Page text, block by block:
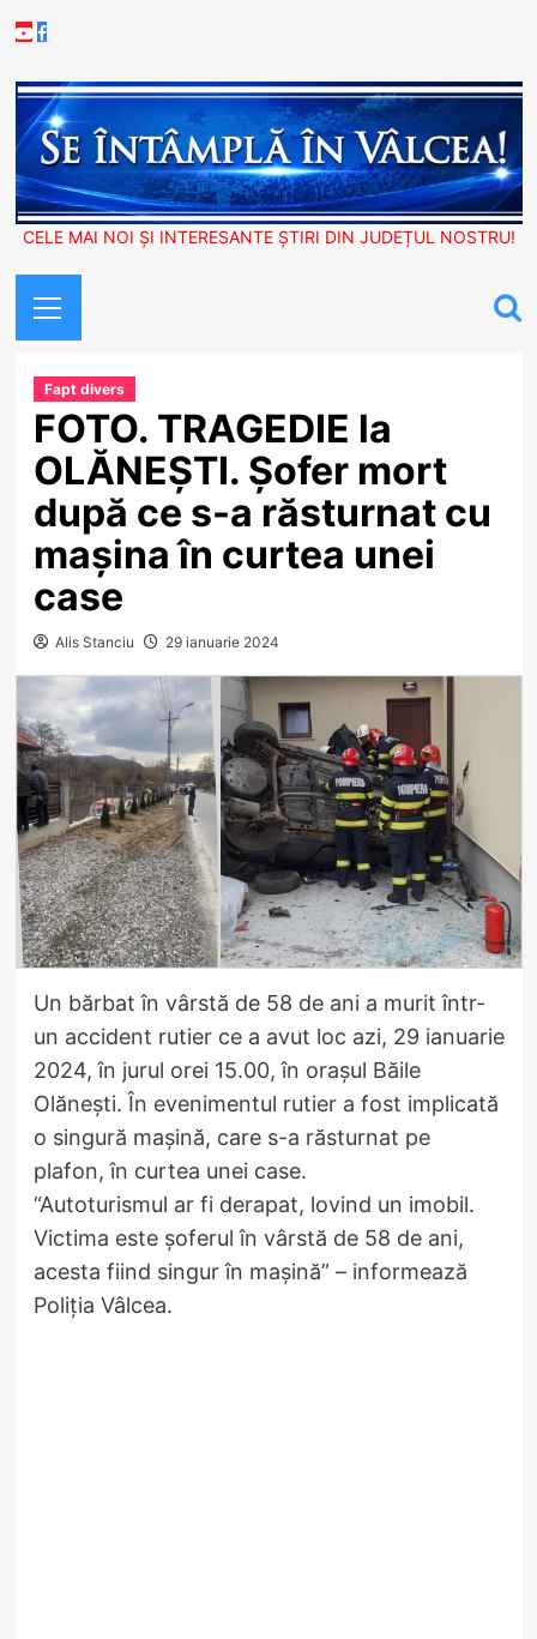
to
Youtube
Facebook
CELE MAI NOI ȘI INTERESANTE ȘTIRI DIN JUDEȚUL NOSTRU!
Menu
Fapt divers
FOTO. TRAGEDIE la
OLĂNEȘTI. Șofer mort
după ce s-a răsturnat cu
mașina în curtea unei
case
Alis Stanciu 29 ianuarie 2024
Un bărbat în vârstă de 58 de ani a murit într-
un accident rutier ce a avut loc azi, 29 ianuarie
2024, în jurul orei 15.00, în orașul Băile
Olănești. În evenimentul rutier a fost implicată
o singură mașină, care s-a răsturnat pe
plafon, în curtea unei case.
“Autoturismul ar fi derapat, lovind un imobil.
Victima este șoferul în vârstă de 58 de ani,
acesta fiind singur în mașină” – informează
Poliția Vâlcea.